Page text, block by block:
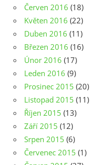
Červen 2016 (18)
Květen 2016 (22)
Duben 2016 (11)
Březen 2016 (16)
Únor 2016 (17)
Leden 2016 (9)
Prosinec 2015 (20)
Listopad 2015 (11)
Říjen 2015 (13)
Září 2015 (12)
Srpen 2015 (6)
Červenec 2015 (1)